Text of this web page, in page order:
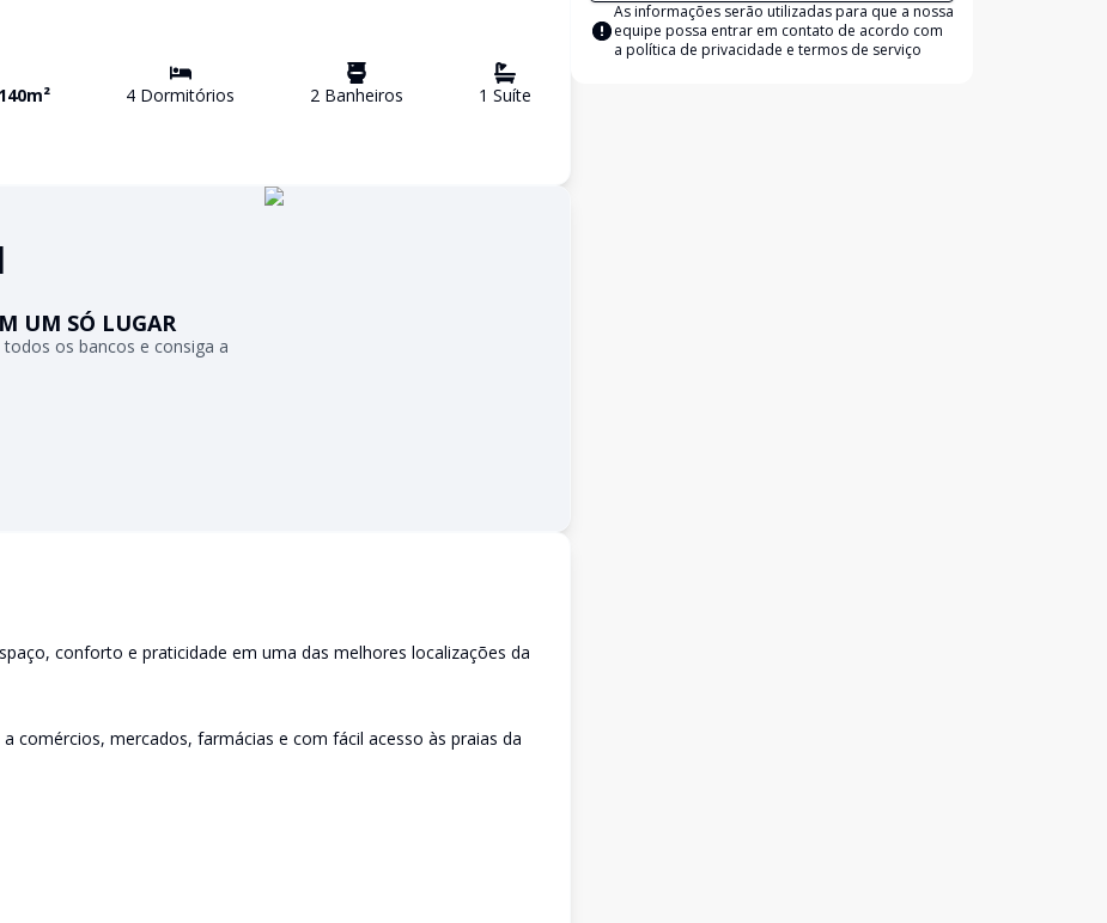
140m² 4 Dormitórios 2 Banheiros 1 Suíte
UM SÓ LUGAR
os bancos e consiga a
conforto e praticidade em uma das melhores localizações da
comércios, mercados, farmácias e com fácil acesso às praias da
As informações serão utilizadas para que a nossa
equipe possa entrar em contato de acordo com
a política de privacidade e termos de serviço